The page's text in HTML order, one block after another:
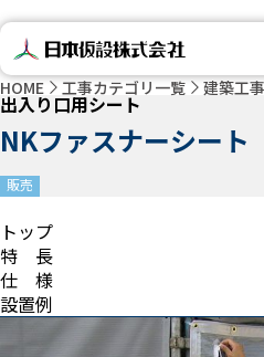
HOME 工事カテゴリ一覧 建築工事
出入り口用シート
NKファスナーシート
販売
トップ
特 長
仕 様
設置例